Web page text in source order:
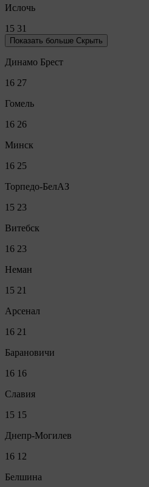
Ислочь
15 31
Показать больше Скрыть
Динамо Брест
16 27
Гомель
16 26
Минск
16 25
Торпедо-БелАЗ
15 23
Витебск
16 23
Неман
15 21
Арсенал
16 21
Барановичи
16 16
Славия
15 15
Днепр-Могилев
16 12
Белшина